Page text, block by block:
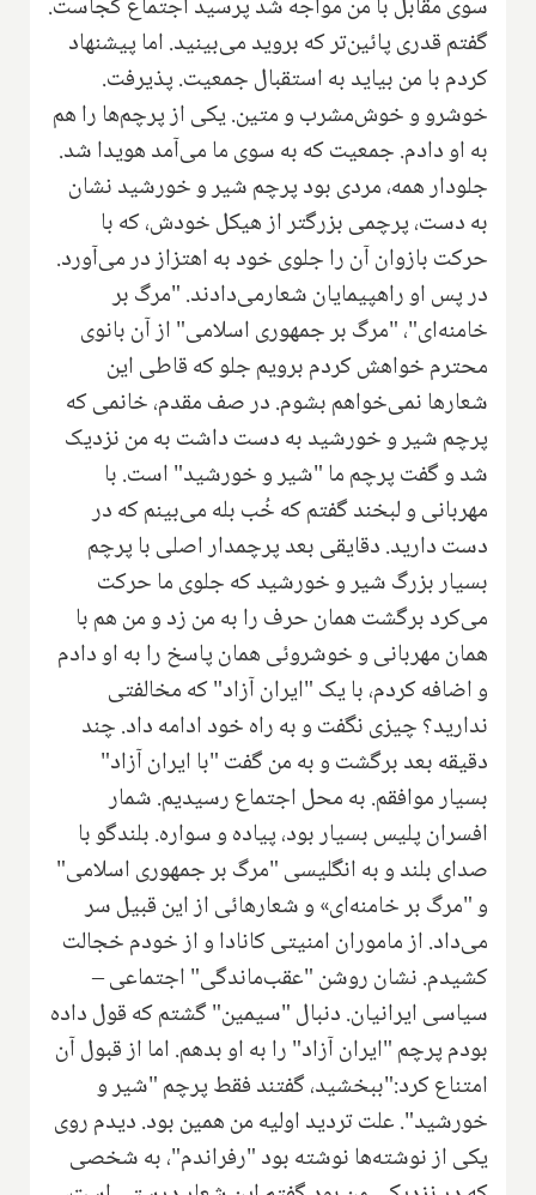
سوی مقابل با من مواجه شد پرسید اجتماع کجاست.
گفتم قدری پائین‌تر که بروید می‌بینید.‌ اما پیشنهاد
کردم با من بیاید به استقبال جمعیت. پذیرفت.
خوشرو و خوش‌مشرب و متین. یکی از پرچم‌ها را هم
به او دادم. جمعیت که به سوی ما می‌آمد هویدا شد.
جلودار همه، مردی بود پرچم شیر و خورشید نشان
به دست، پرچمی بزرگتر از هیکل خودش، که با
حرکت بازوان آن را جلوی خود به اهتزاز در می‌آورد.
در پس او راهپیمایان شعارمی‌دادند. "مرگ بر
خامنه‌ای"، "مرگ بر جمهوری اسلامی" از آن بانوی
محترم خواهش کردم برویم جلو که قاطی این
شعارها نمی‌خواهم بشوم. در صف مقدم، خانمی که
پرچم شیر و خورشید به دست داشت به من نزدیک
شد و گفت پرچم ما "شیر و خورشید" است. با
مهربانی و لبخند گفتم که خُب بله می‌بینم که در
دست دارید. دقایقی بعد پرچمدار اصلی با پرچم
بسیار بزرگ شیر و خورشید که جلوی ما حرکت
می‌کرد برگشت همان حرف را به من زد و من هم با
همان مهربانی و خوشروئی همان پاسخ را به او دادم
و اضافه کردم، با یک "ایران آزاد" که مخالفتی
ندارید؟ چیزی نگفت و به راه خود ادامه داد. چند
دقیقه بعد برگشت و به من گفت "با ایران آزاد"
بسیار موافقم. به محل اجتماع رسیدیم. شمار
افسران پلیس بسیار بود، پیاده و سواره. بلند‌گو با
صدای بلند و به انگلیسی "مرگ بر جمهوری اسلامی"
و "مرگ بر خامنه‌ای» و شعارهائی از این قبیل سر
می‌داد. از ماموران امنیتی کانادا و از خودم خجالت
کشیدم. نشان روشن "عقب‌ماندگی" اجتماعی –
سیاسی ایرانیان. دنبال "سیمین" گشتم که قول داده
بودم پرچم "ایران آزاد" را به او بدهم. اما از قبول آن
امتناع کرد:‌"ببخشید، گفتند فقط پرچم "شیر و
خورشید". علت تردید اولیه من همین بود. دیدم روی
یکی از نوشته‌ها نوشته بود "رفراندم"، به شخصی